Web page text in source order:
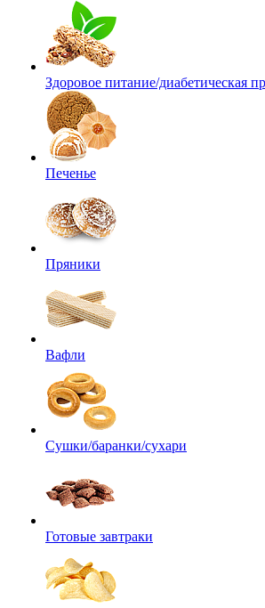
Здоровое питание/диабетическая
Печенье
Пряники
Вафли
Сушки/баранки/сухари
Готовые завтраки